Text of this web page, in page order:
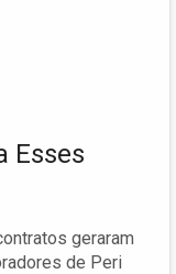
Esses
geraram
de Peri